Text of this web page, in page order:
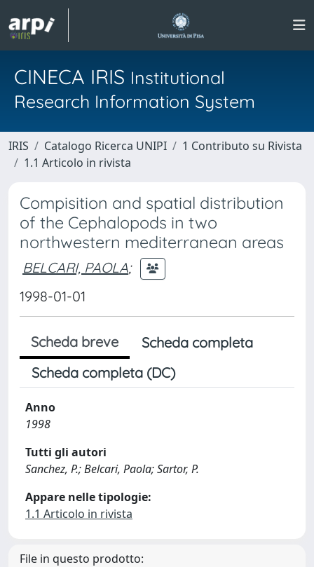
CINECA IRIS Institutional
Research Information System
IRIS Catalogo Ricerca UNIPI
1 Contributo su Rivista
1.1 Articolo in rivista
Compisition and spatial distribution
of the Cephalopods in two
northwestern mediterranean areas
BELCARI, PAOLA;
1998-01-01
Scheda breve
Scheda completa
Scheda completa (DC)
Anno
1998
Tutti gli autori
Sanchez, P.; Belcari, Paola; Sartor, P.
Appare nelle tipologie:
1.1 Articolo in rivista
File in questo prodotto: